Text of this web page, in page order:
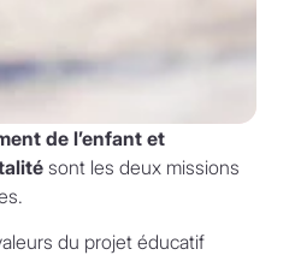
de l’enfant et
sont les deux missions
du projet éducatif